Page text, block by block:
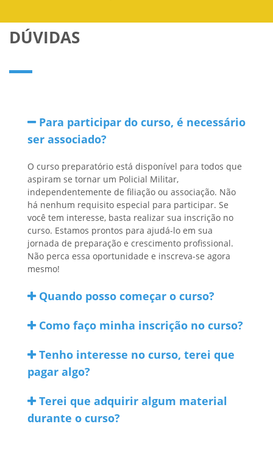
DÚVIDAS
Para participar do curso, é necessário
ser associado?
O curso preparatório está disponível para todos que
aspiram se tornar um Policial Militar,
independentemente de filiação ou associação. Não
há nenhum requisito especial para participar. Se
você tem interesse, basta realizar sua inscrição no
curso. Estamos prontos para ajudá-lo em sua
jornada de preparação e crescimento profissional.
Não perca essa oportunidade e inscreva-se agora
mesmo!
Quando posso começar o curso?
Como faço minha inscrição no curso?
Tenho interesse no curso, terei que
pagar algo?
Terei que adquirir algum material
durante o curso?